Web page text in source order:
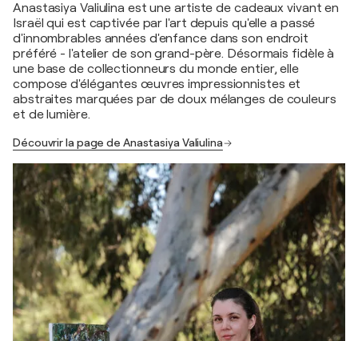
Anastasiya Valiulina est une artiste de cadeaux vivant en
Israël qui est captivée par l'art depuis qu'elle a passé
d'innombrables années d'enfance dans son endroit
préféré - l'atelier de son grand-père. Désormais fidèle à
une base de collectionneurs du monde entier, elle
compose d'élégantes œuvres impressionnistes et
abstraites marquées par de doux mélanges de couleurs
et de lumière.
Découvrir la page de Anastasiya Valiulina